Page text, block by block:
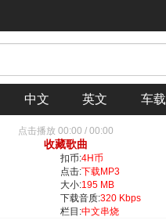
中文 英文 车载
点击播放 00:00 / 00:00
收藏歌曲
扣币:4H币
点击:下载MP3
大小:195 MB
下载音质:320 Kbps
栏目:中文串烧